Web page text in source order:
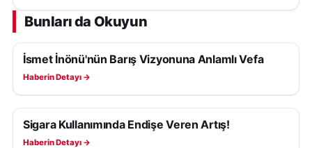
Bunları da Okuyun
SAĞLIK
İsmet İnönü'nün Barış Vizyonuna Anlamlı Vefa
Haberin Detayı →
SAĞLIK
Sigara Kullanımında Endişe Veren Artış!
Haberin Detayı →